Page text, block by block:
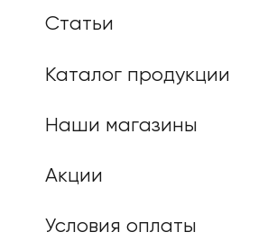
Статьи
Каталог продукции
Наши магазины
Акции
Условия оплаты